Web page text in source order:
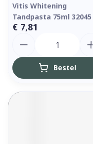
Vitis Whitening
Tandpasta 75ml 32045
€ 7,81
Bestel